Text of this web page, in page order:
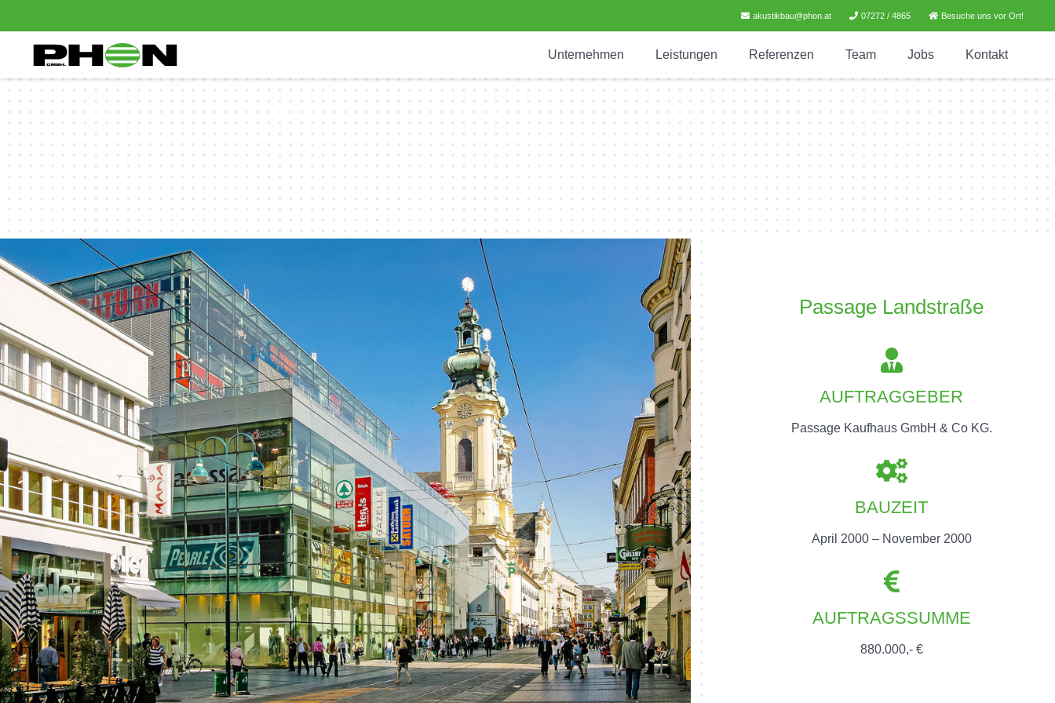
akustikbau@phon.at 07272 / 4865 Besuche uns vor Ort!
Unternehmen Leistungen Referenzen Team Jobs Kontakt
Passage Landstraße
AUFTRAGGEBER
Passage Kaufhaus GmbH & Co KG.
BAUZEIT
April 2000 – November 2000
AUFTRAGSSUMME
880.000,- €